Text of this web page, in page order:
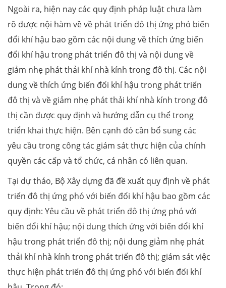
Ngoài ra, hiện nay các quy định pháp luật chưa làm
rõ được nội hàm về về phát triển đô thị ứng phó biến
đổi khí hậu bao gồm các nội dung về thích ứng biến
đổi khí hậu trong phát triển đô thị và nội dung về
giảm nhẹ phát thải khí nhà kính trong đô thị. Các nội
dung về thích ứng biến đổi khí hậu trong phát triển
đô thị và về giảm nhẹ phát thải khí nhà kính trong đô
thị cần được quy định và hướng dẫn cụ thể trong
triển khai thực hiện. Bên cạnh đó cần bổ sung các
yêu cầu trong công tác giám sát thực hiện của chính
quyền các cấp và tổ chức, cá nhân có liên quan.
Tại dự thảo, Bộ Xây dựng đã đề xuất quy định về phát
triển đô thị ứng phó với biến đổi khí hậu bao gồm các
quy định: Yêu cầu về phát triển đô thị ứng phó với
biến đổi khí hậu; nội dung thích ứng với biến đổi khí
hậu trong phát triển đô thị; nội dung giảm nhẹ phát
thải khí nhà kính trong phát triển đô thị; giám sát việc
thực hiện phát triển đô thị ứng phó với biến đổi khí